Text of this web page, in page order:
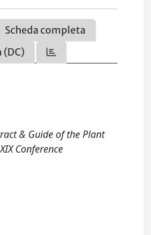
Scheda completa
(DC)
& Guide of the Plant
Conference